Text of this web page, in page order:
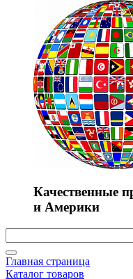
Качественные
и Америки
Главная страница
Каталог товаров